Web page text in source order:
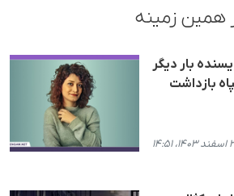
همین زمینه
بار دیگر
بازداشت
۱۴:۵۱